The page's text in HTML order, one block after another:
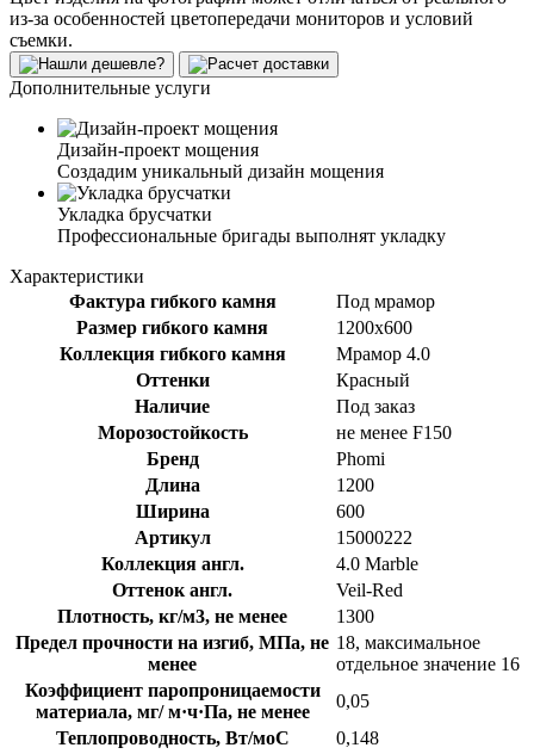
из-за особенностей цветопередачи мониторов и условий
съемки.
Дополнительные услуги
Дизайн-проект мощения
Создадим уникальный дизайн мощения
Укладка брусчатки
Профессиональные бригады выполнят укладку
Характеристики
Фактура гибкого камня
Под мрамор
Размер гибкого камня
1200x600
Коллекция гибкого камня
Мрамор 4.0
Оттенки
Красный
Наличие
Под заказ
Морозостойкость
не менее F150
Бренд
Phomi
Длина
1200
Ширина
600
Артикул
15000222
Коллекция англ.
4.0 Marble
Оттенок англ.
Veil-Red
Плотность, кг/м3, не менее
1300
Предел прочности на изгиб, МПа, не
менее
18, максимальное
отдельное значение 16
Коэффициент паропроницаемости
материала, мг/ м·ч·Па, не менее
0,05
Теплопроводность, Вт/моС
0,148